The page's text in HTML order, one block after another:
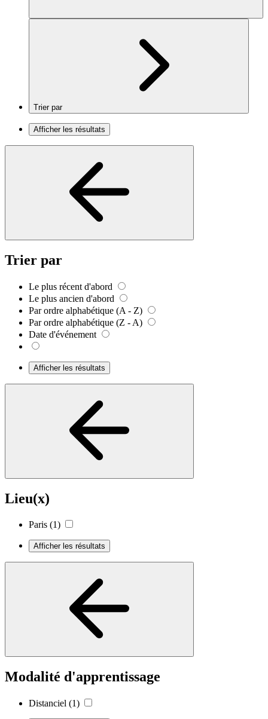
Trier par
Afficher les résultats
Trier par
Le plus récent d'abord
Le plus ancien d'abord
Par ordre alphabétique (A - Z)
Par ordre alphabétique (Z - A)
Date d'événement
Afficher les résultats
Lieu(x)
Paris (1)
Afficher les résultats
Modalité d'apprentissage
Distanciel (1)